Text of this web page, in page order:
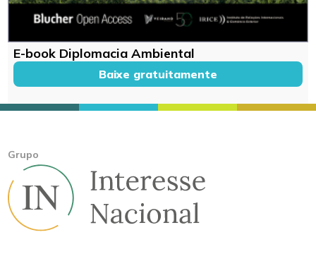
E-book Diplomacia Ambiental
Baixe gratuitamente
Grupo